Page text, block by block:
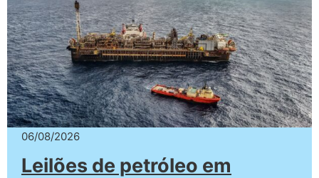
06/08/2026
Leilões de petróleo em